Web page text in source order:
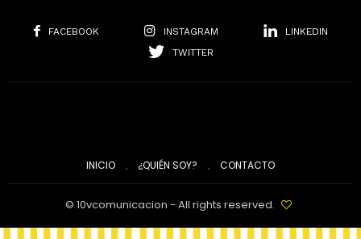
FACEBOOK INSTAGRAM
LINKEDIN
TWITTER
INICIO ¿QUIÉN SOY? CONTACTO
© 10vcomunicacion - All rights reserved.